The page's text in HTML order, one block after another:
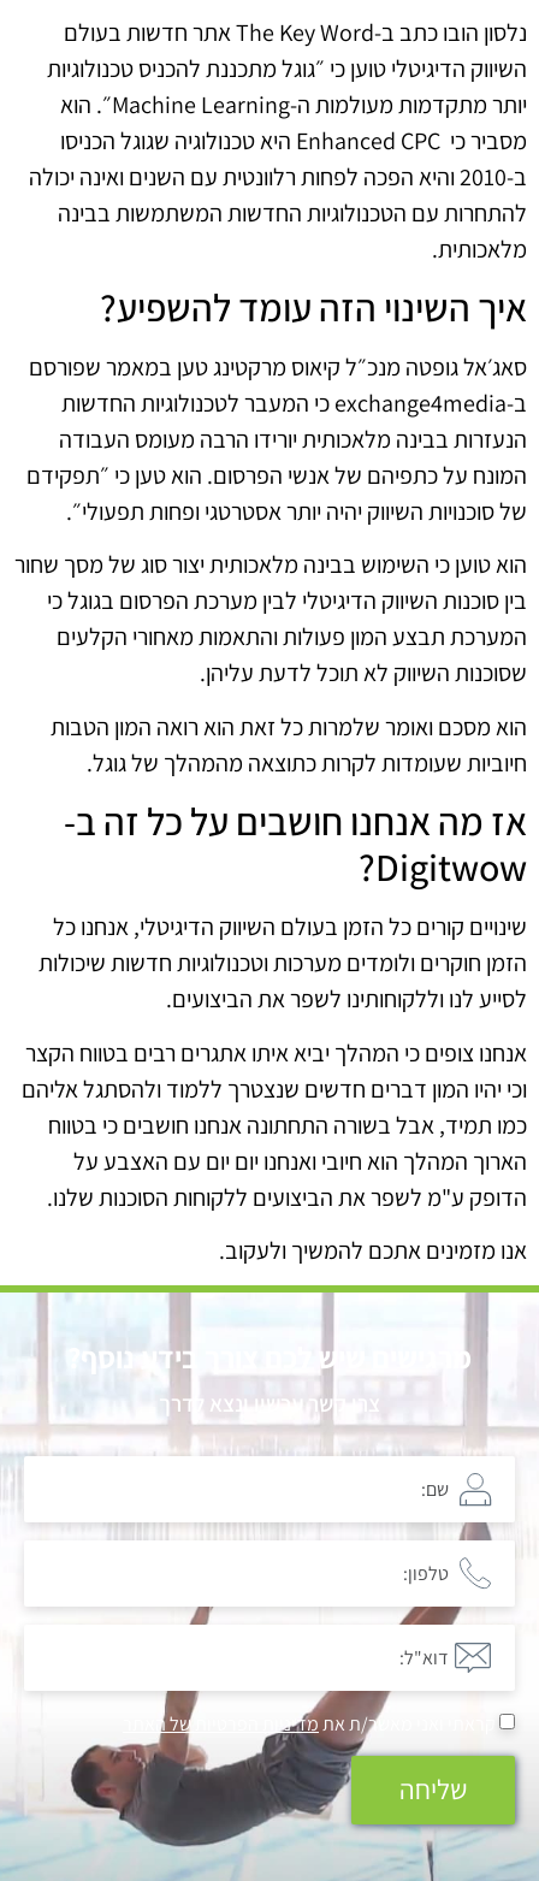
נלסון הובו כתב ב-The Key Word אתר חדשות בעולם
השיווק הדיגיטלי טוען כי ״גוגל מתכננת להכניס טכנולוגיות
יותר מתקדמות מעולמות ה-Machine Learning״. הוא
מסביר כי Enhanced CPC היא טכנולוגיה שגוגל הכניסו
ב-2010 והיא הפכה לפחות רלוונטית עם השנים ואינה יכולה
להתחרות עם הטכנולוגיות החדשות המשתמשות בבינה
מלאכותית.
איך השינוי הזה עומד להשפיע?
סאג׳אל גופטה מנכ״ל קיאוס מרקטינג טען במאמר שפורסם
ב-exchange4media כי המעבר לטכנולוגיות החדשות
הנעזרות בבינה מלאכותית יורידו הרבה מעומס העבודה
המונח על כתפיהם של אנשי הפרסום. הוא טען כי ״תפקידם
של סוכנויות השיווק יהיה יותר אסטרטגי ופחות תפעולי״.
הוא טוען כי השימוש בבינה מלאכותית יצור סוג של מסך שחור
בין סוכנות השיווק הדיגיטלי לבין מערכת הפרסום בגוגל כי
המערכת תבצע המון פעולות והתאמות מאחורי הקלעים
שסוכנות השיווק לא תוכל לדעת עליהן.
הוא מסכם ואומר שלמרות כל זאת הוא רואה המון הטבות
חיוביות שעומדות לקרות כתוצאה מהמהלך של גוגל.
אז מה אנחנו חושבים על כל זה ב-
Digitwow?
שינויים קורים כל הזמן בעולם השיווק הדיגיטלי, אנחנו כל
הזמן חוקרים ולומדים מערכות וטכנולוגיות חדשות שיכולות
לסייע לנו וללקוחותינו לשפר את הביצועים.
אנחנו צופים כי המהלך יביא איתו אתגרים רבים בטווח הקצר
וכי יהיו המון דברים חדשים שנצטרך ללמוד ולהסתגל אליהם
כמו תמיד, אבל בשורה התחתונה אנחנו חושבים כי בטווח
הארוך המהלך הוא חיובי ואנחנו יום יום עם האצבע על
הדופק ע"מ לשפר את הביצועים ללקוחות הסוכנות שלנו.
אנו מזמינים אתכם להמשיך ולעקוב.
מרגישים שיש לכם צורך בידע נוסף?
צרו קשר עכשיו ונצא לדרך
קראתי ואני מאשר/ת אתמדיניות הפרטיות של האתר
שליחה